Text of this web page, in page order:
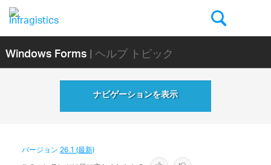
Windows Forms| ヘルプ トピック
ナビゲーションを表示
バージョン26.1 (最新)